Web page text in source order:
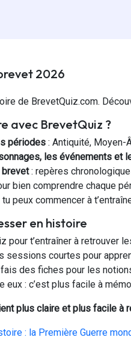
2026
de BrevetQuiz.com.
avec BrevetQuiz ?
périodes : Antiquité, Moyen-
les événements et
brevet: repères
bien comprendre chaque
tu peux commencer à
en histoire
pour t’entraîner à retrouver
sessions courtes pour
des fiches pour les
eux : c’est plus facile à
plus claire et plus facile à
: la Première Guerre